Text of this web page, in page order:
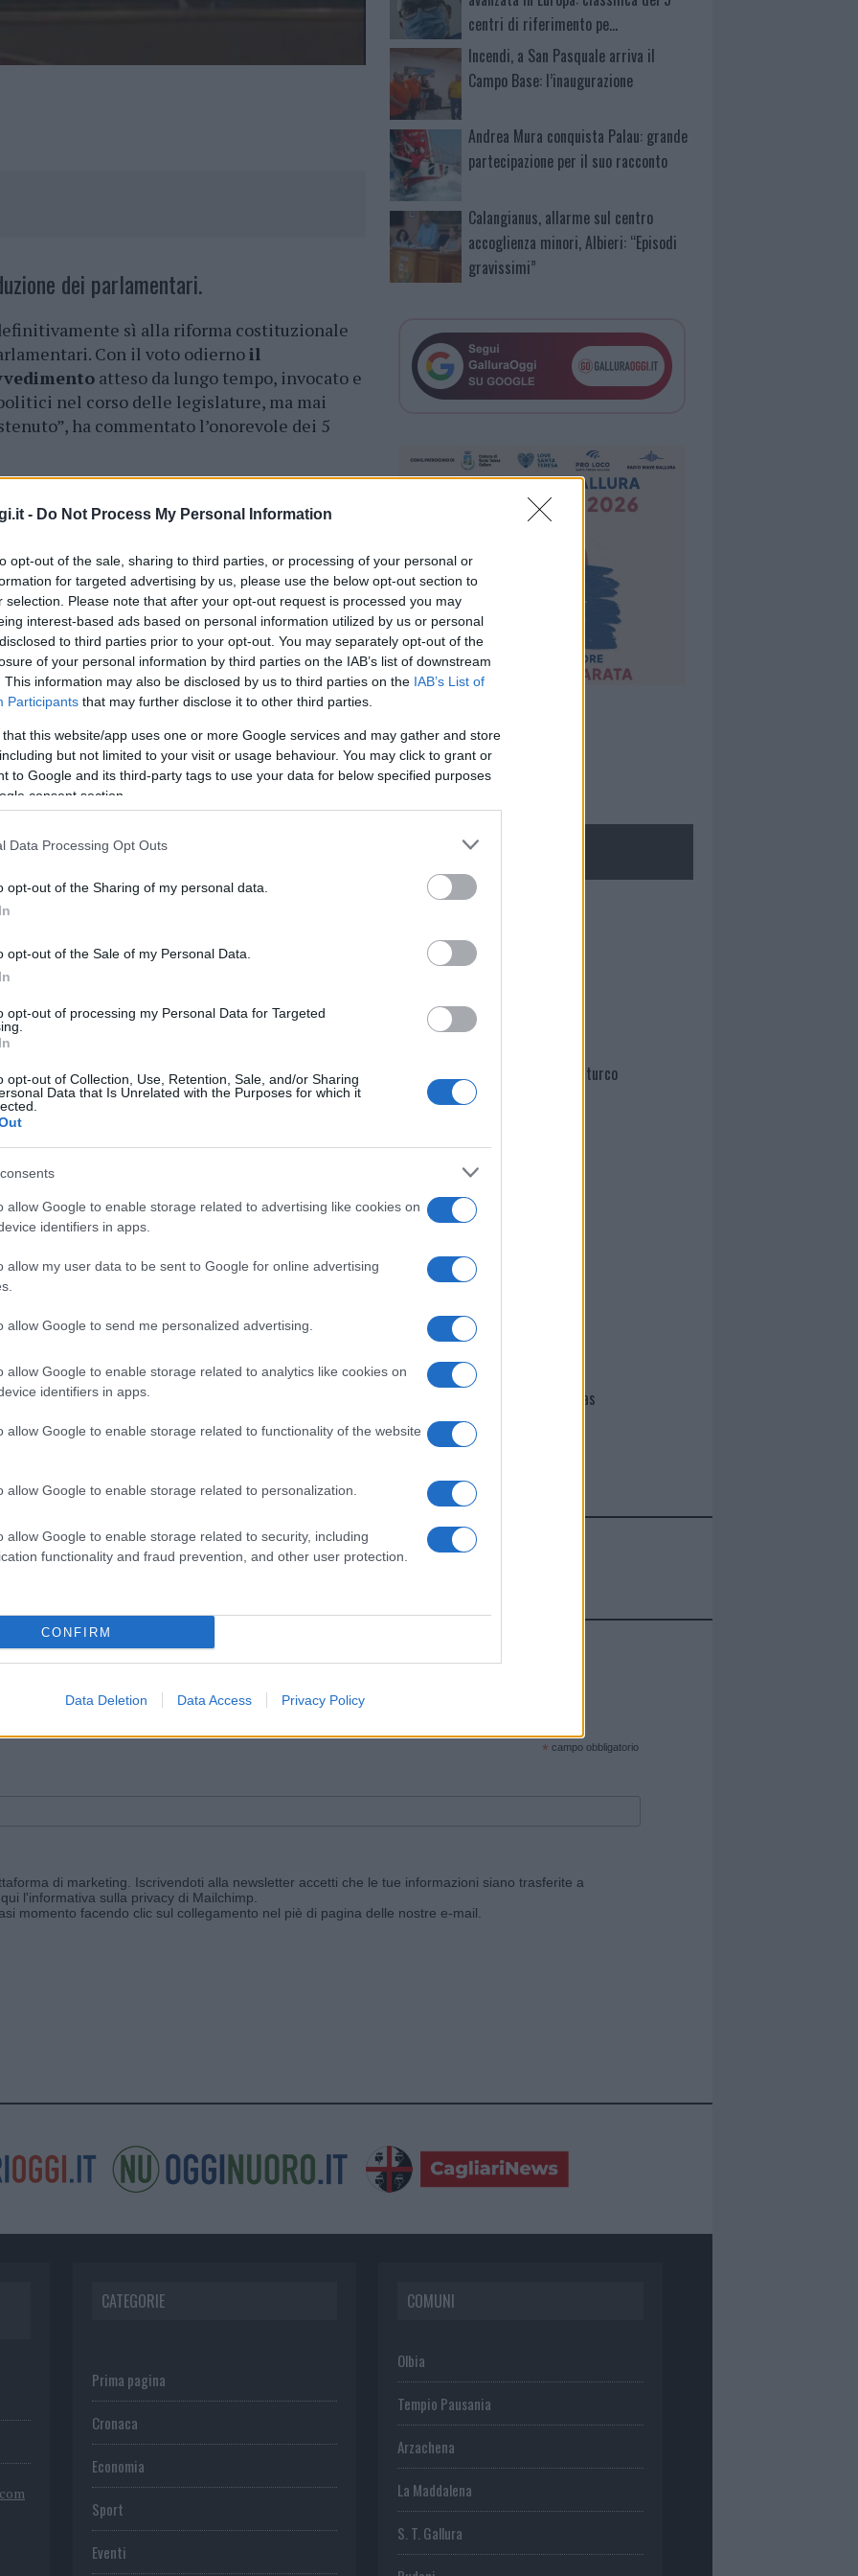
- Do Not Process My Personal Information
opt-out of the sale, sharing to third parties, or processing of your personal or
for targeted advertising by us, please use the below opt-out section to
selection. Please note that after your opt-out request is processed you may
interest-based ads based on personal information utilized by us or personal
to third parties prior to your opt-out. You may separately opt-out of the
of your personal information by third parties on the IAB’s list of downstream
This information may also be disclosed by us to third parties on the IAB’s List of
Participants that may further disclose it to other third parties.
that this website/app uses one or more Google services and may gather and store
but not limited to your visit or usage behaviour. You may click to grant or
to Google and its third-party tags to use your data for below specified purposes
consent section.
Data Processing Opt Outs
opt-out of the Sharing of my personal data.
opt-out of the Sale of my Personal Data.
opt-out of processing my Personal Data for Targeted
opt-out of Collection, Use, Retention, Sale, and/or Sharing
Data that Is Unrelated with the Purposes for which it
allow Google to enable storage related to advertising like cookies on
identifiers in apps.
allow my user data to be sent to Google for online advertising
allow Google to send me personalized advertising.
allow Google to enable storage related to analytics like cookies on
identifiers in apps.
allow Google to enable storage related to functionality of the website
allow Google to enable storage related to personalization.
allow Google to enable storage related to security, including
functionality and fraud prevention, and other user protection.
CONFIRM
Data Deletion Data Access Privacy Policy
dei parlamentari.
sì alla riforma costituzionale
Con il voto odiernoil
atteso da lungo tempo, invocato e
nel corso delle legislature, ma mai
ha commentato l’onorevole dei 5
del MoVimento 5 Stelle, alla nostra
in molti non si sonopiù potuti
la condivisione di quasi tutte le forze
Montecitorio”, afferma l’onorevole.
anche il deputato di Olbia Nardo Marino. “Il
al 1983. Oggi, 8 ottobre 2019, il taglio dei
più eclatante sta nei numeri della
Stelle ha vinto una grande battaglia”,
cliccandoqui
nella sezione
centri di riferimento pe…
Incendi, a San Pasquale arriva il
Campo Base: l’inaugurazione
Andrea Mura conquista Palau: grande
partecipazione per il suo racconto
Calangianus, allarme sul centro
accoglienza minori, Albieri: “Episodi
gravissimi”
NECROLOGIE
Martina Agostina Diturco
I nostri cari
I nostri cari
Giovannimaria Cabras
Invia un Comunicato Stampa|Pubblicità|Segnala
e ricevi le nostre email periodiche contenenti le ultime notizie pubblicate sul sito web!
* campo obbligatorio
di marketing. Iscrivendoti alla newsletter accetti che le tue informazioni siano trasferite a
l'informativa sulla privacy di Mailchimp
momento facendo clic sul collegamento nel piè di pagina delle nostre e-mail.
CATEGORIE
Prima pagina
Cronaca
Economia
Sport
Eventi
COMUNI
Olbia
Tempio Pausania
Arzachena
La Maddalena
S. T. Gallura